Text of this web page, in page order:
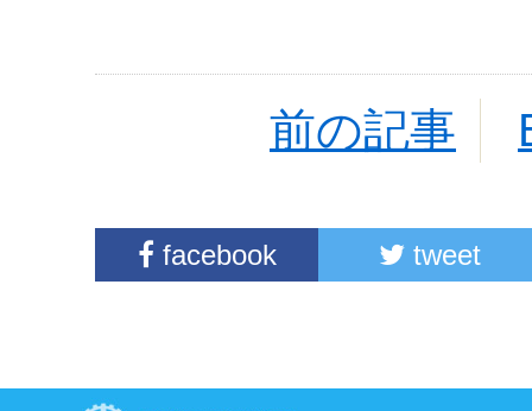
前の記事
facebook tweet